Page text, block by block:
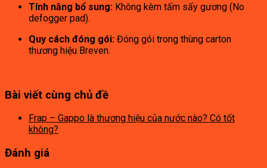
Tính năng bổ sung: Không kèm tấm sấy gương (No
defogger pad).
Quy cách đóng gói: Đóng gói trong thùng carton
thương hiệu Breven.
Bài viết cùng chủ đề
Frap – Gappo là thương hiệu của nước nào? Có tốt
không?
Đánh giá